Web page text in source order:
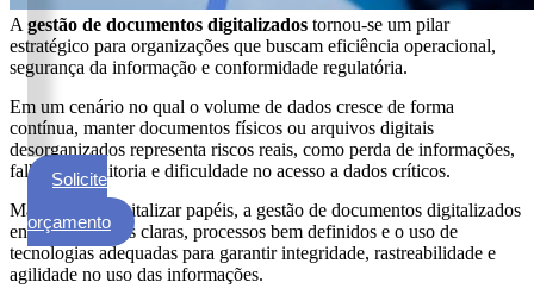
Gestão
de
Documentos
Digitalização
de
Documentos
de
Documentos
Guarda
Solicite
orçamento
A gestão de documentos digitalizados tornou-se um pilar
estratégico para organizações que buscam eficiência operacional,
segurança da informação e conformidade regulatória.
Em um cenário no qual o volume de dados cresce de forma
contínua, manter documentos físicos ou arquivos digitais
desorganizados representa riscos reais, como perda de informações,
falhas de auditoria e dificuldade no acesso a dados críticos.
Mais do que digitalizar papéis, a gestão de documentos digitalizados
envolve políticas claras, processos bem definidos e o uso de
tecnologias adequadas para garantir integridade, rastreabilidade e
agilidade no uso das informações.